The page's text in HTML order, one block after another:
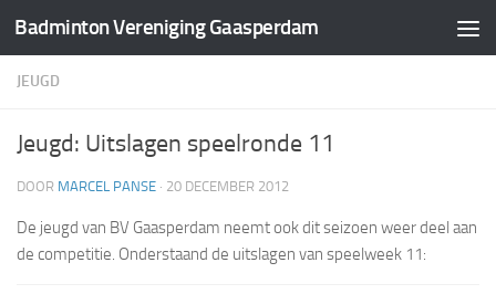
Doorgaan naar inhoud
Badminton Vereniging Gaasperdam
JEUGD
Jeugd: Uitslagen speelronde 11
DOOR MARCEL PANSE · 20 DECEMBER 2012
De jeugd van BV Gaasperdam neemt ook dit seizoen weer deel aan
de competitie. Onderstaand de uitslagen van speelweek 11: